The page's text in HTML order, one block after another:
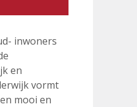
inwoners
en
vormt
mooi en